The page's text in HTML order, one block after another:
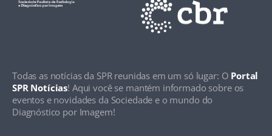
Todas as notícias da SPR reunidas em um só lugar: O Portal
SPR Notícias! Aqui você se mantém informado sobre os
eventos e novidades da Sociedade e o mundo do
Diagnóstico por Imagem!